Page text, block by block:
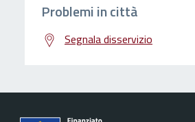
Problemi in città
Segnala disservizio